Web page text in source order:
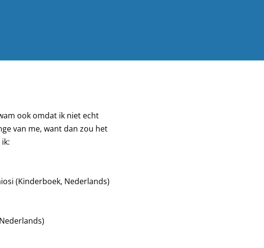
ook omdat ik niet echt
van me, want dan zou het
(Kinderboek, Nederlands)